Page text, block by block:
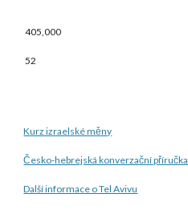
405,000
52
Kurz izraelské měny
Česko-hebrejská konverzační příručka
Další informace o Tel Avivu